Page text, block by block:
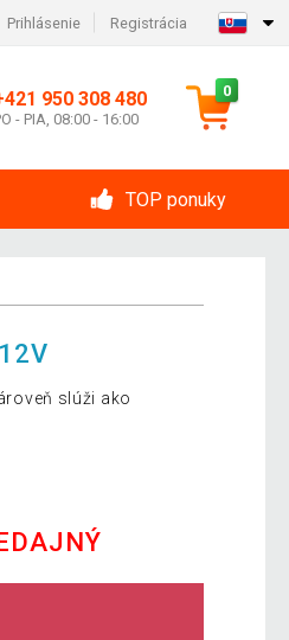
Prihlásenie Registrácia
950 308 480
- PIA, 08:00 - 16:00
0
TOP ponuky
slúži ako